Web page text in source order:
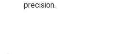
precision.